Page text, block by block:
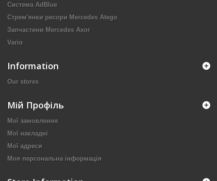
Система AdBlue
Стрем'янки ресори Mercedes Atego
Запчастини Mercedes Axor
Vario
Information
Our stores
Мій Профіль
Мої замовлення
Мої накладні
Мої адреси
Моя персональна інформація